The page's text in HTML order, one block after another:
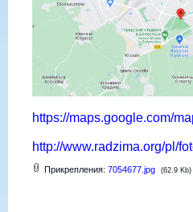
https://maps.google.com/
http://www.radzima.org/pl/
Прикрепления: 7054677.jpg (62.9 Kb)